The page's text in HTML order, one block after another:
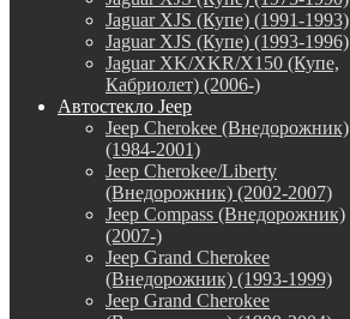
Jaguar XJS (Купе) (1991-1993)
Jaguar XJS (Купе) (1993-1996)
Jaguar XK/XKR/X150 (Купе,
Кабриолет) (2006-)
Автостекло Jeep
Jeep Cherokee (Внедорожник)
(1984-2001)
Jeep Cherokee/Liberty
(Внедорожник) (2002-2007)
Jeep Compass (Внедорожник)
(2007-)
Jeep Grand Cherokee
(Внедорожник) (1993-1999)
Jeep Grand Cherokee